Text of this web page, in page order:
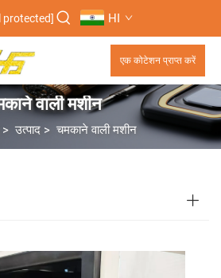
protected] HI
एक कोटेशन प्राप्त करें
वाली मशीन
उत्पाद> चमकाने वाली मशीन